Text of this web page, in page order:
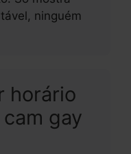
ninguém
horário
gay